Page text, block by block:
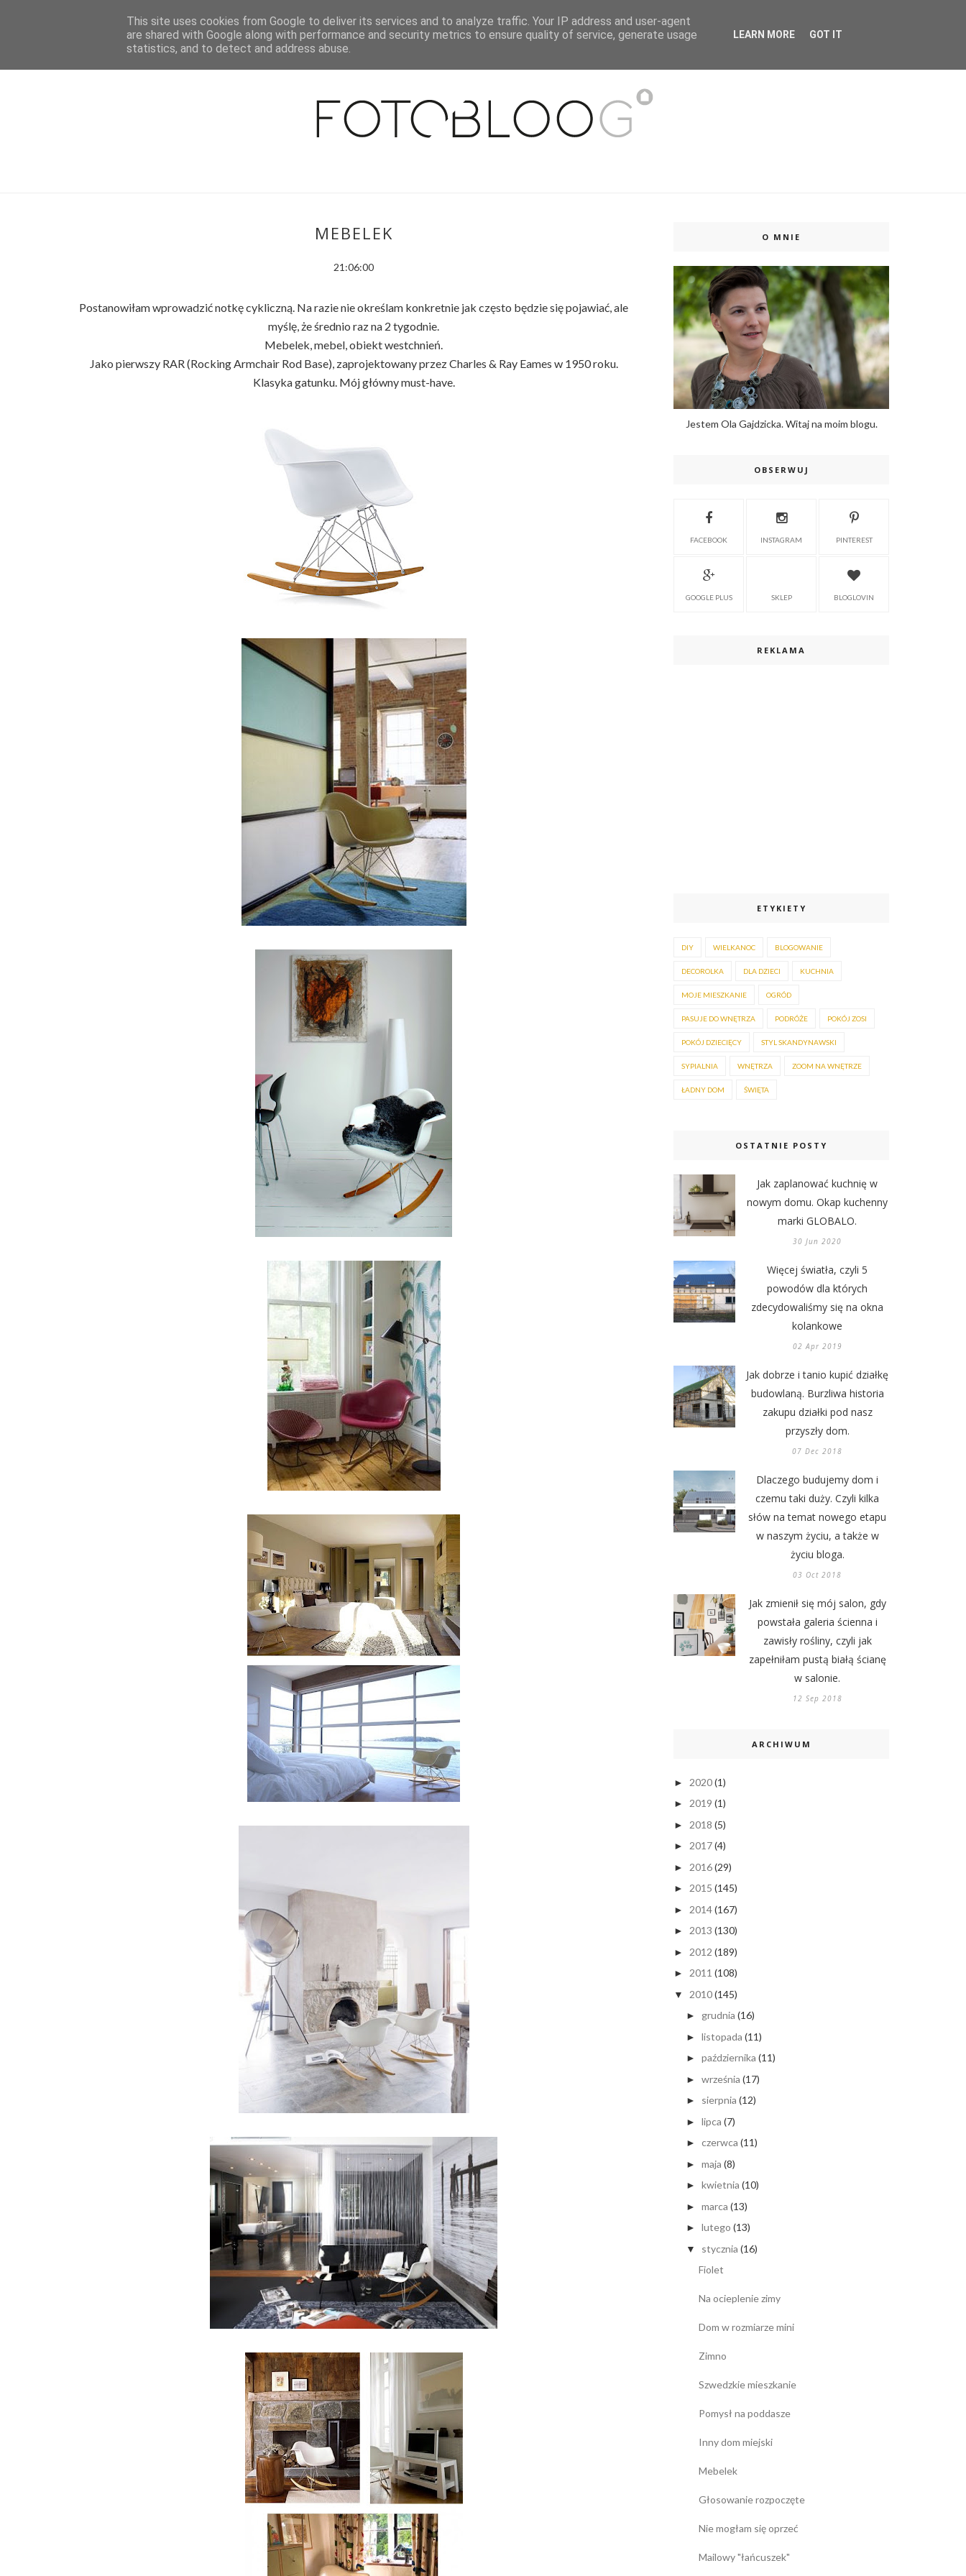
BLOG O MNIE WSPÓŁPRACA MOJE MIESZKANIE PUBLIKACJE ISSUU
MEBELEK
21:06:00
Postanowiłam wprowadzić notkę cykliczną. Na razie nie określam konkretnie jak często będzie się pojawiać, ale
myślę, że średnio raz na 2 tygodnie.
Mebelek, mebel, obiekt westchnień.
Jako pierwszy RAR (Rocking Armchair Rod Base), zaprojektowany przez Charles & Ray Eames w 1950 roku.
Klasyka gatunku. Mój główny must-have.
O MNIE
Jestem Ola Gajdzicka. Witaj na moim blogu.
OBSERWUJ
FACEBOOK INSTAGRAM PINTEREST
GOOGLE PLUS SKLEP BLOGLOVIN
REKLAMA
ETYKIETY
DIY WIELKANOC BLOGOWANIE
DECOROLKA DLA DZIECI KUCHNIA
MOJE MIESZKANIE OGRÓD
PASUJE DO WNĘTRZA PODRÓŻE POKÓJ ZOSI
POKÓJ DZIECIĘCY STYL SKANDYNAWSKI
SYPIALNIA WNĘTRZA ZOOM NA WNĘTRZE
ŁADNY DOM ŚWIĘTA
OSTATNIE POSTY
Jak zaplanować kuchnię w
nowym domu. Okap kuchenny
marki GLOBALO.
30 Jun 2020
Więcej światła, czyli 5
powodów dla których
zdecydowaliśmy się na okna
kolankowe
02 Apr 2019
Jak dobrze i tanio kupić działkę
budowlaną. Burzliwa historia
zakupu działki pod nasz
przyszły dom.
07 Dec 2018
Dlaczego budujemy dom i
czemu taki duży. Czyli kilka
słów na temat nowego etapu
w naszym życiu, a także w
życiu bloga.
03 Oct 2018
Jak zmienił się mój salon, gdy
powstała galeria ścienna i
zawisły rośliny, czyli jak
zapełniłam pustą białą ścianę
w salonie.
12 Sep 2018
ARCHIWUM
► 2020(1)
► 2019 (1)
► 2018 (5)
► 2017(4)
► 2016(29)
► 2015 (145)
► 2014(167)
► 2013 (130)
► 2012 (189)
► 2011 (108)
▼ 2010(145)
► grudnia (16)
► listopada (11)
► października (11)
► września (17)
► sierpnia (12)
► lipca (7)
► czerwca (11)
► maja (8)
► kwietnia (10)
► marca (13)
► lutego (13)
▼ stycznia (16)
Fiolet
Na ocieplenie zimy
Dom w rozmiarze mini
Zimno
Szwedzkie mieszkanie
Pomysł na poddasze
Inny dom miejski
Mebelek
Głosowanie rozpoczęte
Nie mogłam się oprzeć
Mailowy "łańcuszek"
This site uses cookies from Google to deliver its services and to analyze traffic. Your IP address and user-agent
are shared with Google along with performance and security metrics to ensure quality of service, generate usage
statistics, and to detect and address abuse.
LEARN MORE GOT IT